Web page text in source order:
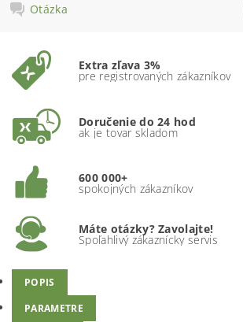
Otázka
Extra zľava 3%
pre registrovaných zákazníkov
Doručenie do 24 hod
ak je tovar skladom
600 000+
spokojných zákazníkov
Máte otázky? Zavolajte!
Spoľahlivý zákaznícky servis
POPIS
PARAMETRE